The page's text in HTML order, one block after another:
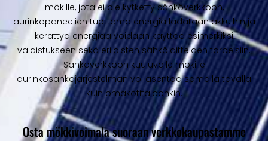
mökille, jota ei ole kytketty sähköverkkoon,
aurinkopaneelien tuottama energia ladataan akkuihin ja
kerättyä energiaa voidaan käyttää esimerkiksi
valaistukseen sekä erilaisten sähkölaitteiden tarpeisiin.
Sähköverkkoon kuuluvalle mökille
aurinkosähköjärjestelmän voi asentaa samalla tavalla
kuin omakotitaloonkin.
Osta mökkivoimala suoraan verkkokaupastamme